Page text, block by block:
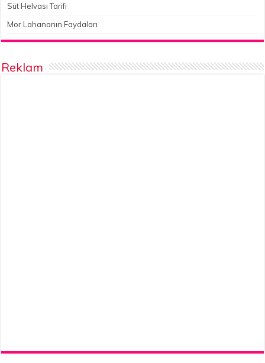
Süt Helvası Tarifi
Mor Lahananın Faydaları
Reklam